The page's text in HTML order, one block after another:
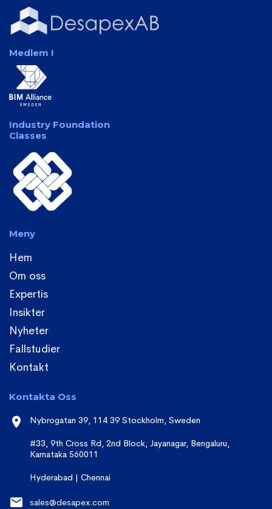
Medlem I
Industry Foundation
Classes
Meny
Hem
Om oss
Expertis
Insikter
Nyheter
Fallstudier
Kontakt
Kontakta Oss
Nybrogatan 39, 114 39 Stockholm, Sweden
#33, 9th Cross Rd, 2nd Block, Jayanagar, Bengaluru,
Karnataka 560011
Hyderabad | Chennai
sales@desapex.com